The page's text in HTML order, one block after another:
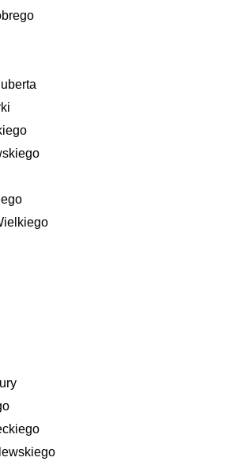
Chrobrego
III Wielkiego
Batorego